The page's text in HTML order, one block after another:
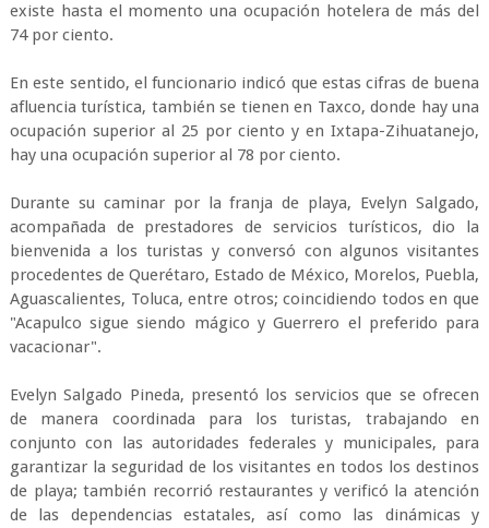
existe hasta el momento una ocupación hotelera de más del
74 por ciento.
En este sentido, el funcionario indicó que estas cifras de buena
afluencia turística, también se tienen en Taxco, donde hay una
ocupación superior al 25 por ciento y en Ixtapa-Zihuatanejo,
hay una ocupación superior al 78 por ciento.
Durante su caminar por la franja de playa, Evelyn Salgado,
acompañada de prestadores de servicios turísticos, dio la
bienvenida a los turistas y conversó con algunos visitantes
procedentes de Querétaro, Estado de México, Morelos, Puebla,
Aguascalientes, Toluca, entre otros; coincidiendo todos en que
"Acapulco sigue siendo mágico y Guerrero el preferido para
vacacionar".
Evelyn Salgado Pineda, presentó los servicios que se ofrecen
de manera coordinada para los turistas, trabajando en
conjunto con las autoridades federales y municipales, para
garantizar la seguridad de los visitantes en todos los destinos
de playa; también recorrió restaurantes y verificó la atención
de las dependencias estatales, así como las dinámicas y